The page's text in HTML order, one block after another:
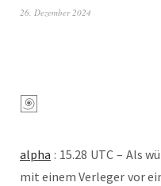
26. Dezember 2024
alpha : 15.28 UTC – Als
mit einem Ver­le­ger vor